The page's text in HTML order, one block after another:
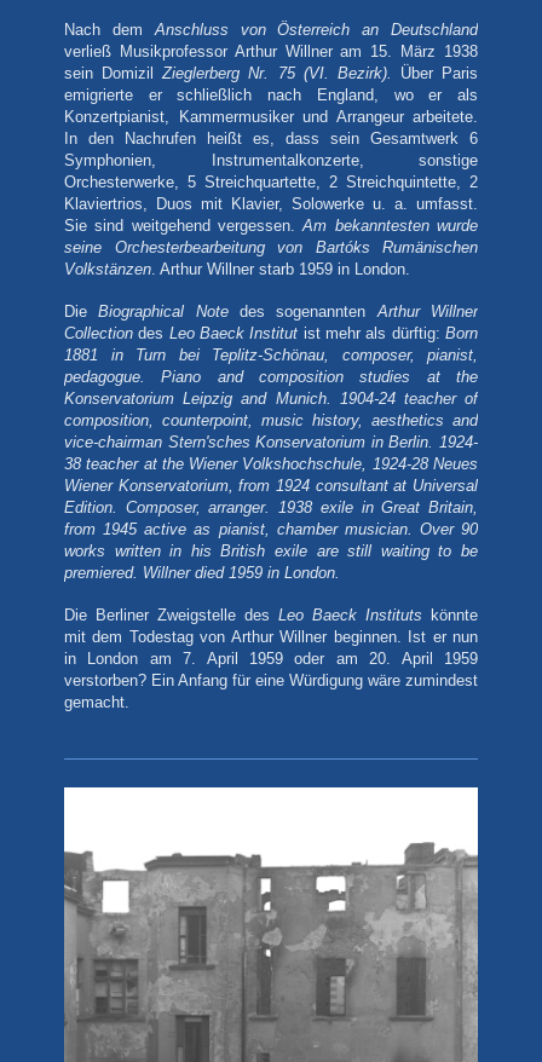
Nach demAnschluss von Österreich an Deutschland
verließ Musikprofessor Arthur Willner am 15. März 1938
sein DomizilZieglerberg Nr. 75 (VI. Bezirk).
Über Paris
emigrierte er schließlich nach England, wo er als
Konzertpianist, Kammermusiker und Arrangeur arbeitete.
In den Nachrufen heißt es, dass sein Gesamtwerk 6
Symphonien, Instrumentalkonzerte, sonstige
Orchesterwerke, 5 Streichquartette, 2 Streichquintette, 2
Klaviertrios, Duos mit Klavier, Solowerke u. a. umfasst.
Sie sind weitgehend vergessen.Am bekanntesten wurde
seine Orchesterbearbeitung von Bartóks Rumänischen
Volkstänzen. Arthur Willner starb 1959 in London.
DieBiographical Notedes sogenannten
Arthur Willner
Collection des Leo Baeck Institut ist mehr als dürftig: Born
1881 in Turn bei Teplitz-Schönau, composer, pianist,
pedagogue. Piano and composition studies at the
Konservatorium Leipzig and Munich. 1904-24 teacher of
composition, counterpoint, music history, aesthetics and
vice-chairman Stern'sches Konservatorium in Berlin. 1924-
38 teacher at the Wiener Volkshochschule, 1924-28 Neues
Wiener Konservatorium, from 1924 consultant at Universal
Edition. Composer, arranger. 1938 exile in Great Britain,
from 1945 active as pianist, chamber musician. Over 90
works written in his British exile are still waiting to be
premiered. Willner died 1959 in London.
Die Berliner Zweigstelle des Leo Baeck Instituts
könnte
mit dem Todestag von Arthur Willner beginnen. Ist er nun
in London am 7. April
1959 oder am 20. April 1959
verstorben? Ein Anfang für eine Würdigung wäre zumindest
gemacht.